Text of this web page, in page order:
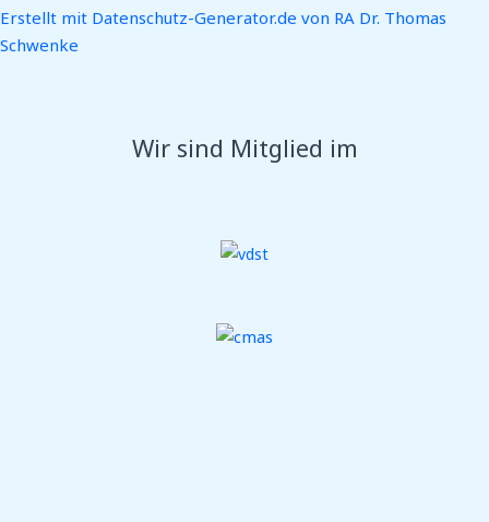
Erstellt mit Datenschutz-Generator.de von RA Dr. Thomas
Schwenke
Wir sind Mitglied im